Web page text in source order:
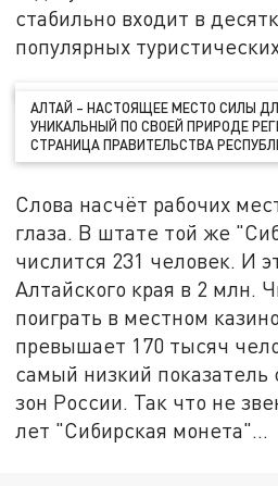
стабильно входит в
популярных
АЛТАЙ – НАСТОЯЩЕЕ МЕСТО СИЛЫ
УНИКАЛЬНЫЙ ПО СВОЕЙ ПРИРОДЕ
СТРАНИЦА ПРАВИТЕЛЬСТВА
Слова насчёт рабочих
глаза. В штате той же
числится 231 человек. И
Алтайского края в 2 млн.
поиграть в местном
превышает 170 тысяч
самый низкий показатель
зон России. Так что не
лет "Сибирская монета"…